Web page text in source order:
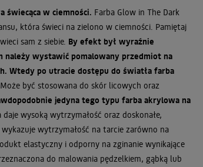
świecąca w ciemności. Farba Glow in The Dark
która świeci na zielono w ciemności. Pamiętaj
sam z siebie. By efekt był wyraźnie
należy wystawić pomalowany przedmiot na
Wtedy po utracie dostępu do światła farba
Może być stosowana do skór licowych oraz
jedyna tego typu farba akrylowa na
wysoką wytrzymałość oraz doskonałe,
wytrzymałość na tarcie zarówno na
elastyczny i odporny na zginanie wynikające
do malowania pędzelkiem, gąbką lub